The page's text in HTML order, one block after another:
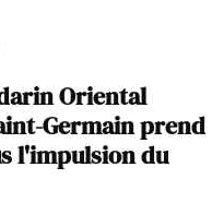
Oriental
Germain prend
l'impulsion du